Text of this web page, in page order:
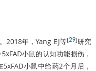
2018年，Yang EJ等[29]研究
小鼠的认知功能损伤，
小鼠中给药2个月后，